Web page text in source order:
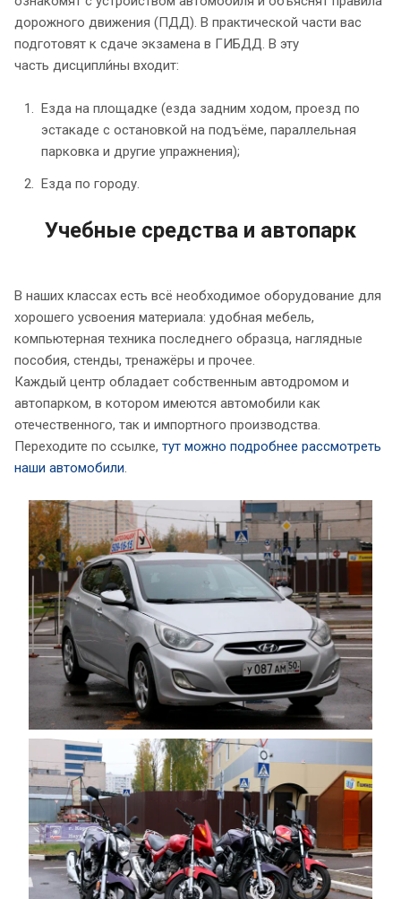
дорожного движения (ПДД). В практической части вас
подготовят к сдаче экзамена в ГИБДД. В эту
часть дисципли́ны входит:
Езда на площадке (езда задним ходом, проезд по
эстакаде с остановкой на подъёме, параллельная
парковка и другие упражнения);
Езда по городу.
Учебные средства и автопарк
В наших классах есть всё необходимое оборудование для
хорошего усвоения материала: удобная мебель,
компьютерная техника последнего образца, наглядные
пособия, стенды, тренажёры и прочее.
Каждый центр обладает собственным автодромом и
автопарком, в котором имеются автомобили как
отечественного, так и импортного производства.
Переходите по ссылке, тут можно подробнее рассмотреть
наши автомобили.